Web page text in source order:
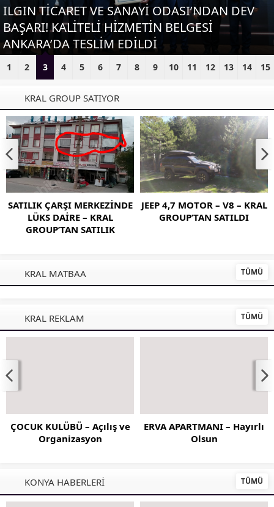
ILGIN TİCARET VE SANAYİ ODASI’NDAN DEV
BAŞARI! KALİTELİ HİZMETİN BELGESİ
ANKARA’DA TESLİM EDİLDİ
1 2 3 4 5 6 7 8 9 10 11 12 13 14 15
KRAL GROUP SATIYOR
SATILIK ÇARŞI MERKEZİNDE
LÜKS DAİRE – KRAL
GROUP’TAN SATILIK
JEEP 4,7 MOTOR – V8 – KRAL
GROUP’TAN SATILDI
KRAL MATBAA TÜMÜ
KRAL REKLAM TÜMÜ
ÇOCUK KULÜBÜ – Açılış ve
Organizasyon
ERVA APARTMANI – Hayırlı
Olsun
KONYA HABERLERİ TÜMÜ